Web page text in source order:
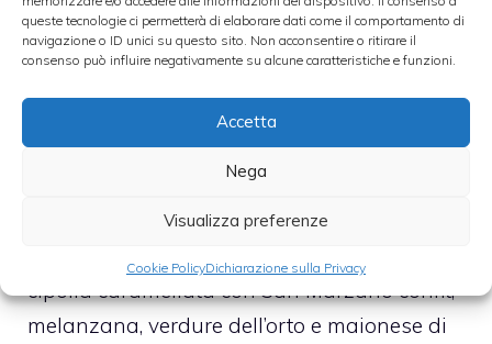
queste tecnologie ci permetterà di elaborare dati come il comportamento di
navigazione o ID unici su questo sito. Non acconsentire o ritirare il
consenso può influire negativamente su alcune caratteristiche e funzioni.
Accetta
Nega
Visualizza preferenze
Cookie PolicyDichiarazione sulla Privacy
Ecco gli abbinamenti proposti daglichef
ovina e peperoni; formaggio ragusano e
cioccolato di Modica; mortadella di Prato e
cavolo cappuccio; tonno, rughetta e yoghurt
alla senape; ceci, lenticchie, peperone in
cipolla caramellata con San Marzano confit;
melanzana, verdure dell’orto e maionese di